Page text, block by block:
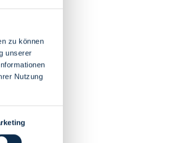
zu können
unserer
Nutzung